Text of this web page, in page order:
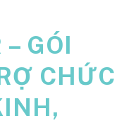
GÓI
CHỨC